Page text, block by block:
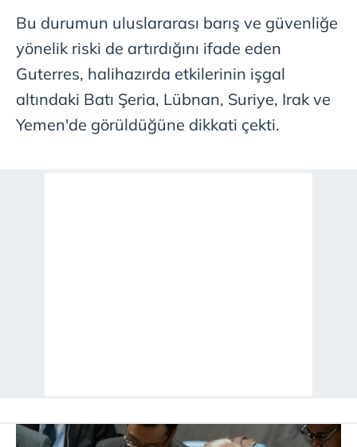
Bu durumun uluslararası barış ve güvenliğe
yönelik riski de artırdığını ifade eden
Guterres, halihazırda etkilerinin işgal
altındaki Batı Şeria, Lübnan, Suriye, Irak ve
Yemen'de görüldüğüne dikkati çekti.